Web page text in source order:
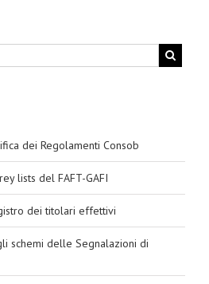
dei Regolamenti Consob
lists del FAFT-GAFI
dei titolari effettivi
schemi delle Segnalazioni di